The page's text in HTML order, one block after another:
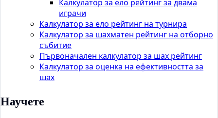
Калкулатор за ело рейтинг за двама
играчи
Калкулатор за ело рейтинг на турнира
Калкулатор за шахматен рейтинг на отборно
събитие
Първоначален калкулатор за шах рейтинг
Калкулатор за оценка на ефективността за
шах
Научете